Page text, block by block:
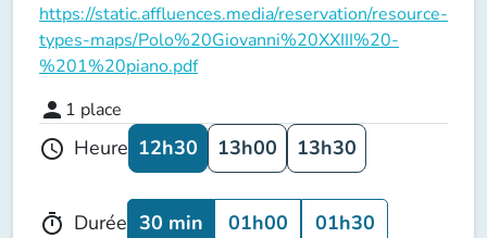
https://static.affluences.media/reservation/resource-
types-maps/Polo%20Giovanni%20XXIII%20-
%201%20piano.pdf
person 1 place
schedule Heure 12h30 13h00 13h30
timer Durée 30 min 01h00 01h30